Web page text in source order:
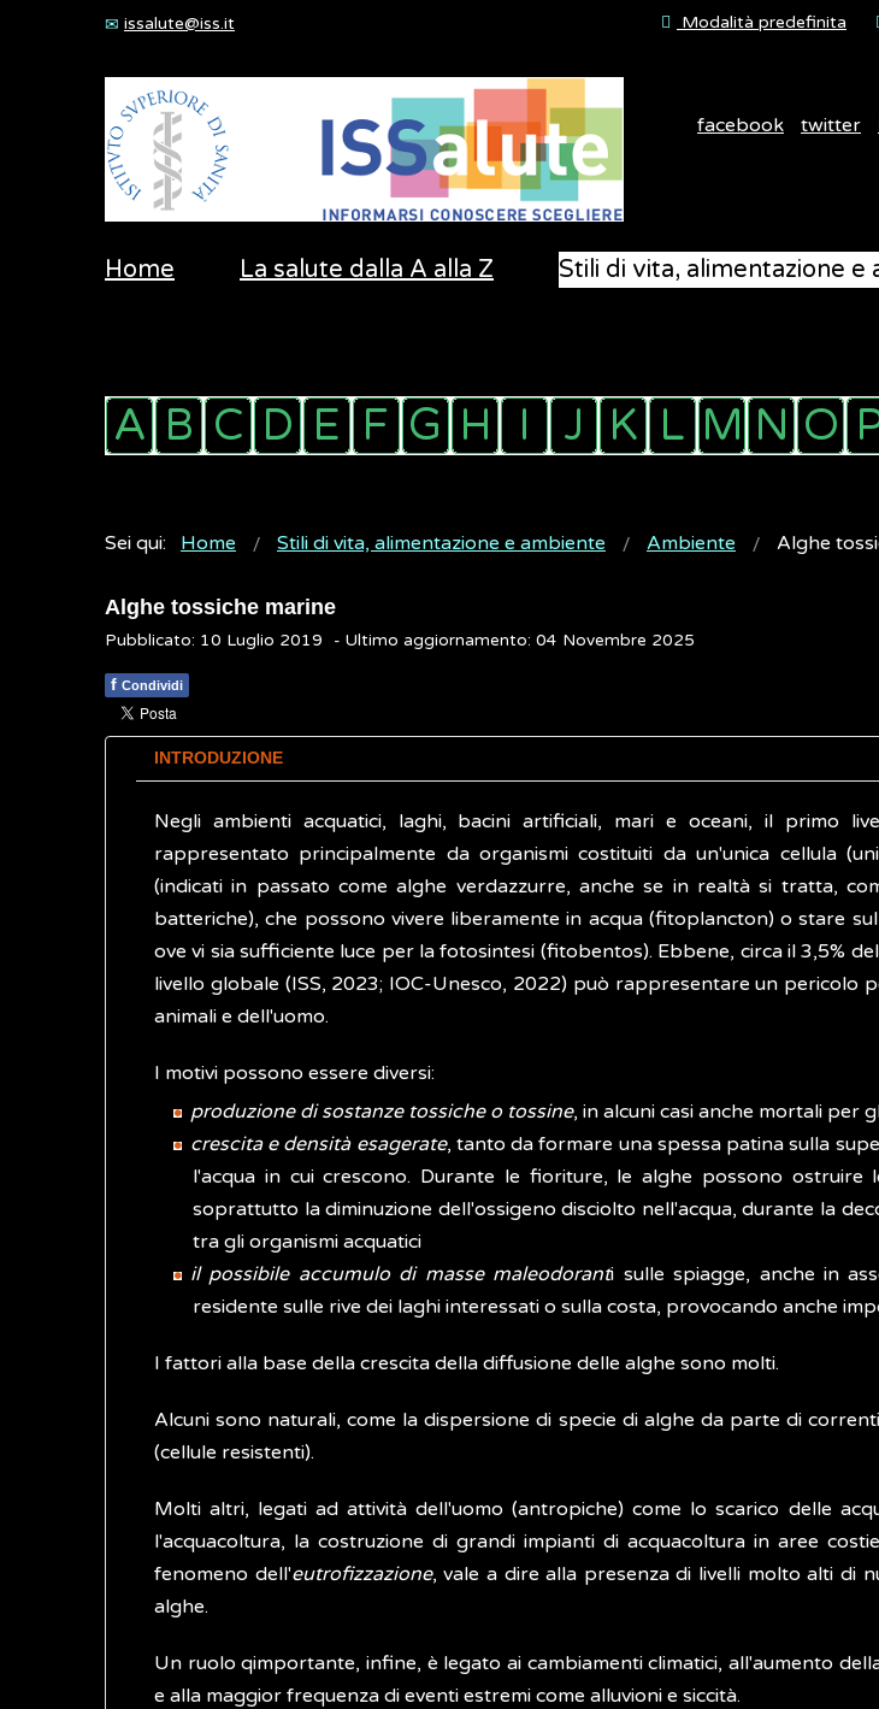
issalute@iss.it Modalità predefinita
facebook twitter
Home La salute dalla A alla Z Stili di vita, alimentazione e
Sei qui: Home Stili di vita, alimentazione e ambiente Ambiente Alghe
Alghe tossiche marine
Pubblicato: 10 Luglio 2019 - Ultimo aggiornamento: 04 Novembre 2025
f Condividi
INTRODUZIONE
Negli ambienti acquatici, laghi, bacini artificiali, mari e oceani, il primo
rappresentato principalmente da organismi costituiti da un'unica cellula
(indicati in passato come alghe verdazzurre, anche se in realtà si tratta,
batteriche), che possono vivere liberamente in acqua (fitoplancton) o stare
ove vi sia sufficiente luce per la fotosintesi (fitobentos). Ebbene, circa il 3,5%
livello globale (ISS, 2023; IOC-Unesco, 2022) può rappresentare un pericolo
animali e dell'uomo.
I motivi possono essere diversi:
produzione di sostanze tossiche o tossine, in alcuni casi anche mortali per
crescita e densità esagerate, tanto da formare una spessa patina sulla
l'acqua in cui crescono. Durante le fioriture, le alghe possono
soprattutto la diminuzione dell'ossigeno disciolto nell'acqua, durante la
tra gli organismi acquatici
il possibile accumulo di masse maleodoranti sulle spiagge, anche in
residente sulle rive dei laghi interessati o sulla costa, provocando anche
I fattori alla base della crescita della diffusione delle alghe sono molti.
Alcuni sono naturali, come la dispersione di specie di alghe da parte di
(cellule resistenti).
Molti altri, legati ad attività dell'uomo (antropiche) come lo scarico delle
l'acquacoltura, la costruzione di grandi impianti di acquacoltura in aree
fenomeno dell'eutrofizzazione, vale a dire alla presenza di livelli molto alti di
alghe.
Un ruolo qimportante, infine, è legato ai cambiamenti climatici, all'aumento
e alla maggior frequenza di eventi estremi come alluvioni e siccità.